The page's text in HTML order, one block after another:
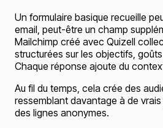
Un formulaire basique recueille
email, peut-être un champ
Mailchimp créé avec Quizell
structurées sur les objectifs,
Chaque réponse ajoute du
Au fil du temps, cela crée des
ressemblant davantage à de
des lignes anonymes.